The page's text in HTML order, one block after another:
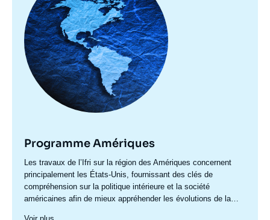
Programme Amériques
Accroche
centre
Les travaux de l’Ifri sur la région des Amériques concernent
principalement les États-Unis, fournissant des clés de
compréhension sur la politique intérieure et la société
américaines afin de mieux appréhender les évolutions de la